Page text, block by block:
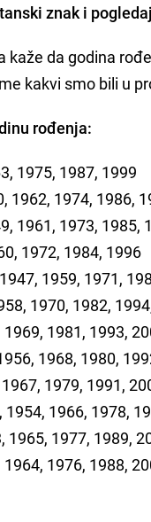
znak i
kaže da godina
kakvi smo bili u
rođenja:
1975, 1987, 1999
1962, 1974, 1986,
1961, 1973, 1985,
1972, 1984, 1996
1959, 1971,
1970, 1982,
1981, 1993,
1968, 1980,
1979, 1991,
1954, 1966, 1978,
1965, 1977, 1989,
1976, 1988,